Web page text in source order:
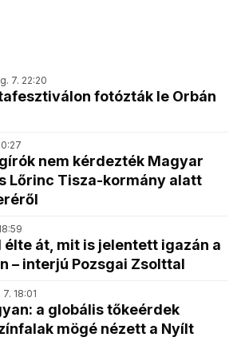
7. 22:20
fotózták le Orbán
nem kérdezték Magyar
Lőrinc Tisza-kormány alatt
át, mit is jelentett igazán a
– interjú Pozsgai Zsolttal
18:01
a globális tőkeérdek
mögé nézett a Nyílt